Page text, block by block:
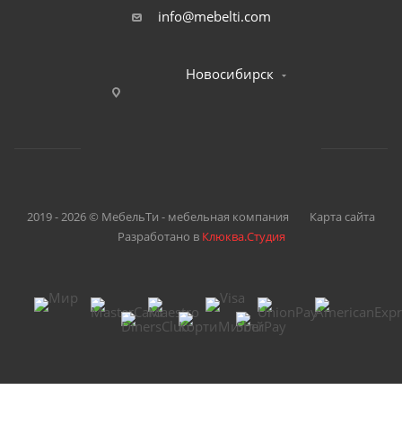
info@mebelti.com
Новосибирск
2019 - 2026 © МебельТи - мебельная компания
Карта сайта
Разработано в Клюква.Студия